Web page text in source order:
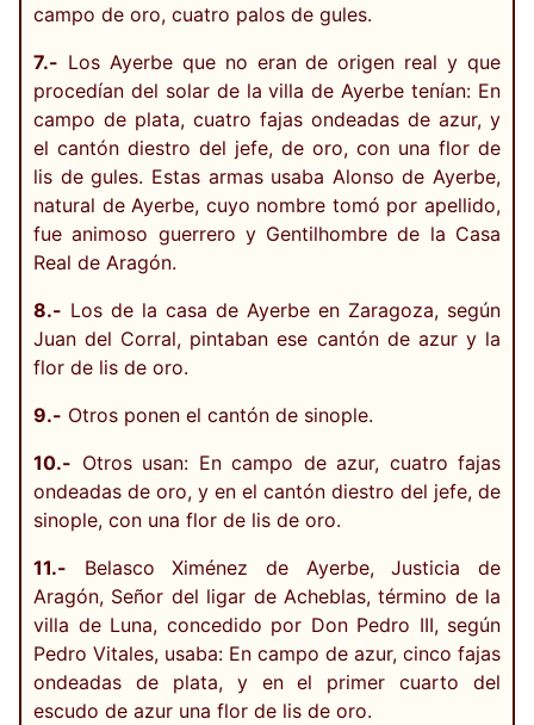
campo de oro, cuatro palos de gules.
7.- Los Ayerbe que no eran de origen real y que
procedían del solar de la villa de Ayerbe tenían: En
campo de plata, cuatro fajas ondeadas de azur, y
el cantón diestro del jefe, de oro, con una flor de
lis de gules. Estas armas usaba Alonso de Ayerbe,
natural de Ayerbe, cuyo nombre tomó por apellido,
fue animoso guerrero y Gentilhombre de la Casa
Real de Aragón.
8.- Los de la casa de Ayerbe en Zaragoza, según
Juan del Corral, pintaban ese cantón de azur y la
flor de lis de oro.
9.- Otros ponen el cantón de sinople.
10.- Otros usan: En campo de azur, cuatro fajas
ondeadas de oro, y en el cantón diestro del jefe, de
sinople, con una flor de lis de oro.
11.- Belasco Ximénez de Ayerbe, Justicia de
Aragón, Señor del ligar de Acheblas, término de la
villa de Luna, concedido por Don Pedro III, según
Pedro Vitales, usaba: En campo de azur, cinco fajas
ondeadas de plata, y en el primer cuarto del
escudo de azur una flor de lis de oro.